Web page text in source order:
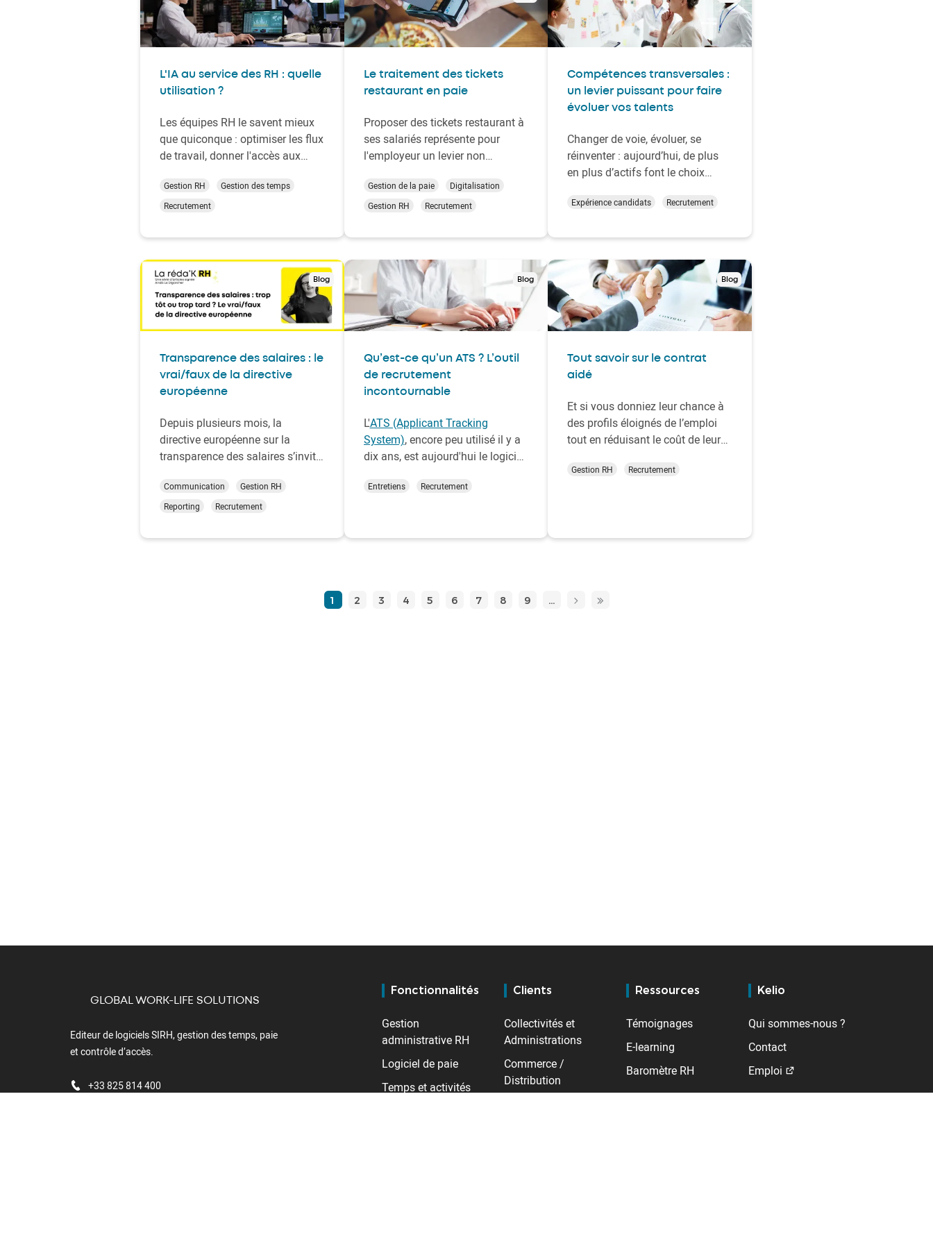
L'IA au service des RH : quelle
utilisation ?
Les équipes RH le savent mieux
que quiconque : optimiser les flux
de travail, donner l'accès aux
un service personnalisé à chaque
collaborateur, c'est un défi
apporte aujourd'hui des réponses
article, explo…
Gestion RH
Gestion des temps
Recrutement
Le traitement des tickets
restaurant en paie
Proposer des tickets restaurant à
ses salariés représente pour
l'employeur un levier non
talents. Ce dispositif fait partie
des avantages sociaux les plus
sur le pouvoir d’achat que pour
part patrona…
Gestion de la paie
Digitalisation
Gestion RH
Recrutement
Compétences transversales :
un levier puissant pour faire
évoluer vos talents
Changer de voie, évoluer, se
réinventer : aujourd’hui, de plus
en plus d’actifs font le choix
nouveau tournant professionnel.
fait toute la différence : les
souvent appelées soft skills.
Dans cet article, on vous ai…
Expérience candidats Recrutement
Blog
Transparence des salaires : le
vrai/faux de la directive
européenne
Depuis plusieurs mois, la
directive européenne sur la
transparence des salaires s’invite
le monde en parle, certes, mais
est-elle vraiment comprise ?
Communication
Gestion RH
Reporting
Recrutement
Blog
Qu’est-ce qu’un ATS ? L’outil
de recrutement
incontournable
L'ATS (Applicant Tracking
System), encore peu utilisé il y a
dix ans, est aujourd'hui le logiciel
des recruteurs à chaque étape du
devenu un outil RH
Entretiens Recrutement
Blog
Tout savoir sur le contrat
aidé
Et si vous donniez leur chance à
des profils éloignés de l’emploi
tout en réduisant le coût de leur
que permet le contrat aidé ! Ce
économiques : aides à
Gestion RH Recrutement
1 2 3 4 5 6 7 8 9 …
Fonctionnalités
Gestion
administrative RH
Logiciel de paie
Temps et activités
Clients
Collectivités et
Administrations
Commerce /
Distribution
Ressources
Témoignages
E-learning
Baromètre RH
Kelio
Qui sommes-nous ?
Contact
Emploi
GLOBAL WORK-LIFE SOLUTIONS
Editeur de logiciels SIRH, gestion des temps, paie
et contrôle d’accès.
+33 825 814 400